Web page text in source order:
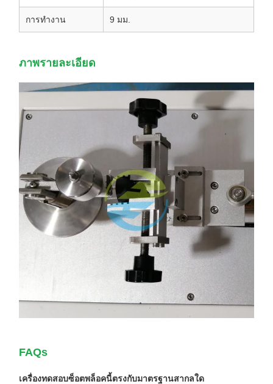
การทํางาน 9 มม.
ภาพรายละเอียด
FAQs
เครื่องทดสอบซ็อตพล็อคนี้ตรงกับมาตรฐานสากลใด